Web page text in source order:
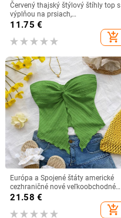
Červený thajský štýlový štíhly top s
výplňou na prsiach,
vnútorný/vonkajší letný top, štíhly
11.75 €
add_shopping_cart
Európa a Spojené štáty americké
cezhraničné nové veľkoobchodné
trubicové topy čistý motýlí dizajn
zmysel odhalená pupočná sexy
horúca dievčina jednofarebná
21.58 €
add_shopping_cart